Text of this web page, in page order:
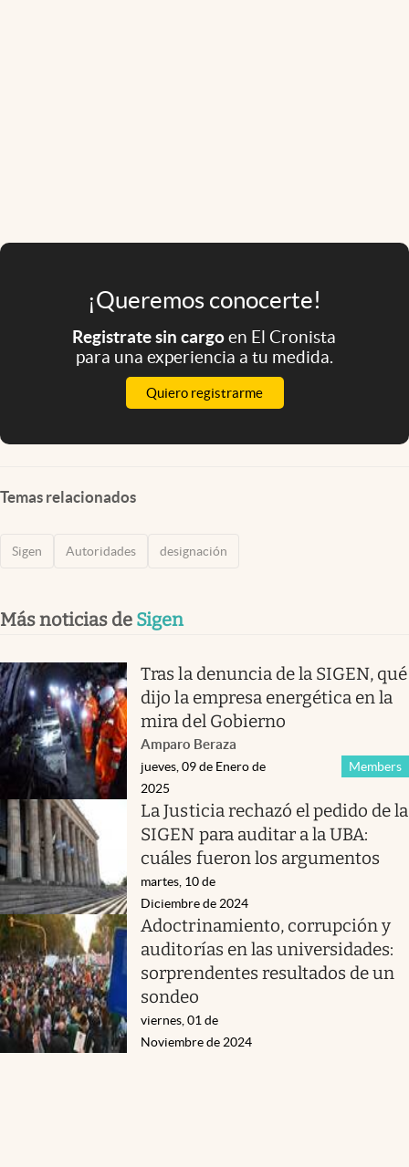
¡Queremos conocerte!
Registrate sin cargoen El Cronista
para una experiencia a tu medida.
Quiero registrarme
Temas relacionados
Sigen Autoridades designación
Más noticias de Sigen
Tras la denuncia de la SIGEN, qué
dijo la empresa energética en la
mira del Gobierno
Amparo Beraza
Members
jueves, 09 de Enero de
2025
La Justicia rechazó el pedido de la
SIGEN para auditar a la UBA:
cuáles fueron los argumentos
martes, 10 de
Diciembre de 2024
Adoctrinamiento, corrupción y
auditorías en las universidades:
sorprendentes resultados de un
sondeo
viernes, 01 de
Noviembre de 2024